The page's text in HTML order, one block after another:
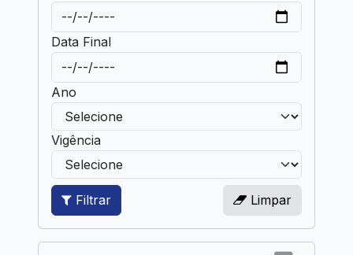
Data Final
Ano
Vigência
Filtrar Limpar